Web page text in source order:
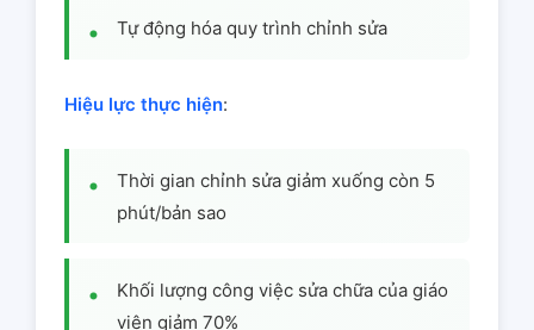
Tự động hóa quy trình chỉnh sửa
Hiệu lực thực hiện:
Thời gian chỉnh sửa giảm xuống còn 5
phút/bản sao
Khối lượng công việc sửa chữa của giáo
viên giảm 70%